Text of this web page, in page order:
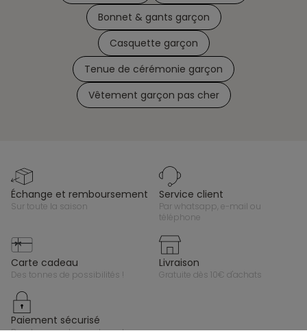
Bonnet & gants garçon
Casquette garçon
Tenue de cérémonie garçon
Vêtement garçon pas cher
échange et remboursement
sur toute la saison
service client
par whatsapp, e-mail ou
téléphone
carte cadeau
des tonnes de possibilités !
livraison
gratuite dès 10€ d'achats
paiement sécurisé